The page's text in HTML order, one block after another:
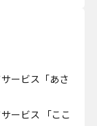
ービス「あさ
ービス 「ここ